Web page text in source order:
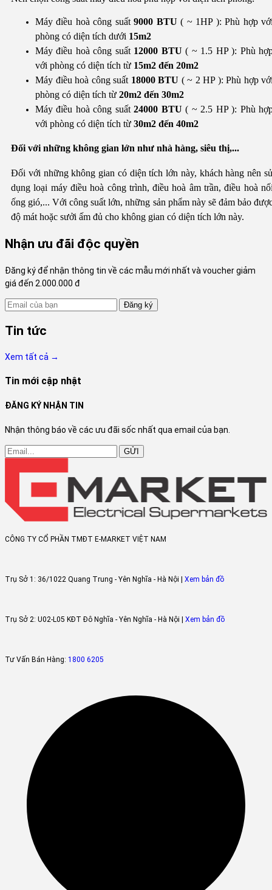
Máy điều hoà công suất9000 BTU ( ~ 1HP ): Phù hợp
phòng có diện tích dưới 15m2
Máy điều hoà công suất 12000 BTU ( ~ 1.5 HP ): Phù
với phòng có diện tích từ 15m2 đến 20m2
Máy điều hoà công suất 18000 BTU ( ~ 2 HP ): Phù hợp
phòng có diện tích từ 20m2 đến 30m2
Máy điều hoà công suất24000 BTU ( ~ 2.5 HP ): Phù
với phòng có diện tích từ 30m2 đến 40m2
Đối với những không gian lớn như nhà hàng, siêu thị,...
Đối với những không gian có diện tích lớn này, khách hàng nên
dụng loại máy điều hoà công trình, điều hoà âm trần, điều hoà
ống gió,... Với công suất lớn, những sản phẩm này sẽ đảm bảo
độ mát hoặc sưởi ấm đủ cho không gian có diện tích lớn này.
Nhận ưu đãi độc quyền
Đăng ký để nhận thông tin về các mẫu mới nhất và voucher giảm
giá đến 2.000.000 đ
Đăng ký
Tin tức
Xem tất cả →
Tin mới cập nhật
ĐĂNG KÝ NHẬN TIN
Nhận thông báo về các ưu đãi sốc nhất qua email của bạn.
GỬI
CÔNG TY CỔ PHẦN TMĐT E-MARKET VIỆT NAM
Trụ Sở 1: 36/1022 Quang Trung - Yên Nghĩa - Hà Nội | Xem bản đồ
Trụ Sở 2: U02-L05 KĐT Đô Nghĩa - Yên Nghĩa - Hà Nội | Xem bản đồ
Tư Vấn Bán Hàng: 1800 6205